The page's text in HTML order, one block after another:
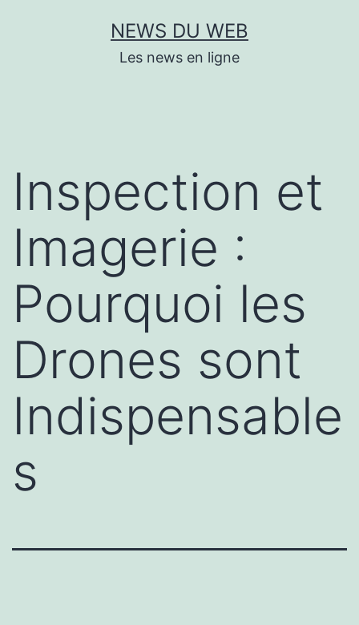
NEWS DU WEB
Les news en ligne
Inspection et
Imagerie :
Pourquoi les
Drones sont
Indispensable
s